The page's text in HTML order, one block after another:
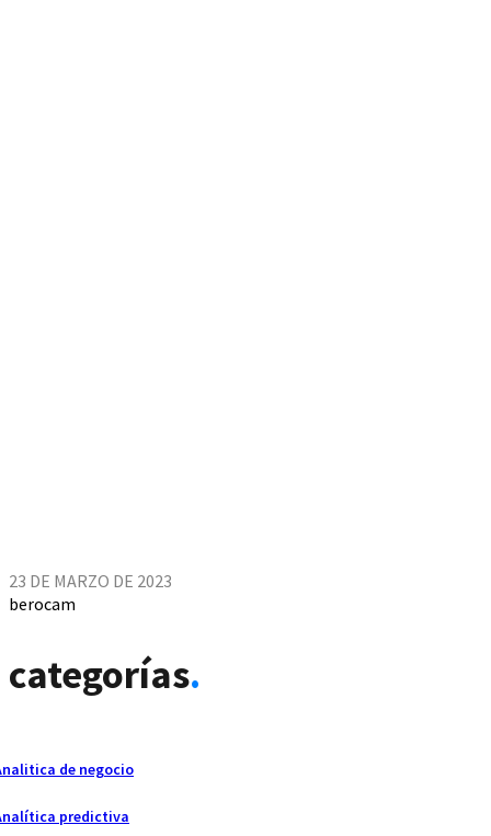
23 DE MARZO DE 2023
berocam
categorías.
de negocio
predictiva